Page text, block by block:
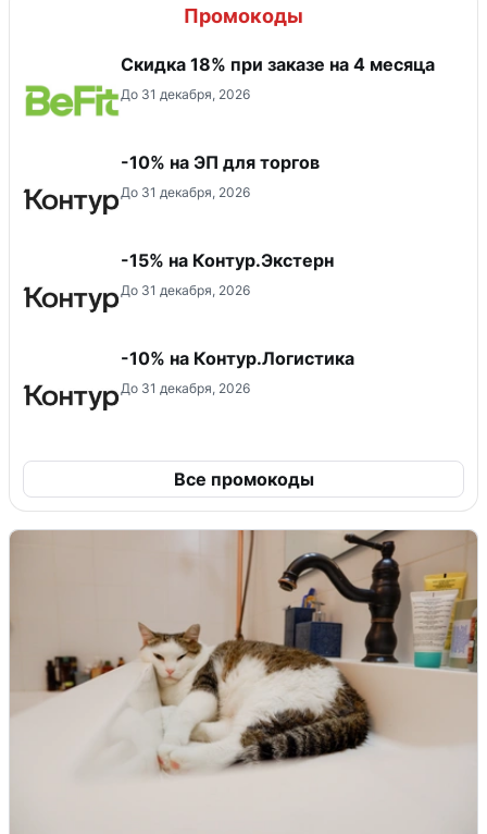
Промокоды
Скидка 18% при заказе на 4 месяца
До 31 декабря, 2026
-10% на ЭП для торгов
До 31 декабря, 2026
-15% на Контур.Экстерн
До 31 декабря, 2026
-10% на Контур.Логистика
До 31 декабря, 2026
Все промокоды